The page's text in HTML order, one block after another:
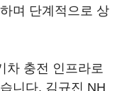
며 단계적으로 상
차 충전 인프라로
니다. 김규진 NH